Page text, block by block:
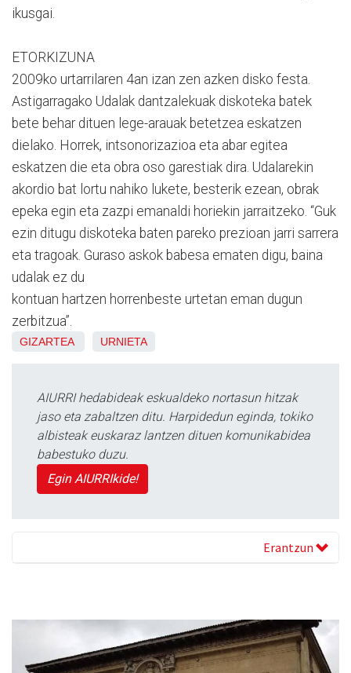
ikusgai.
ETORKIZUNA
2009ko urtarrilaren 4an izan zen azken disko festa.
Astigarragako Udalak dantzalekuak diskoteka batek
bete behar dituen lege-arauak betetzea eskatzen
dielako. Horrek, intsonorizazioa eta abar egitea
eskatzen die eta obra oso garestiak dira. Udalarekin
akordio bat lortu nahiko lukete, besterik ezean, obrak
epeka egin eta zazpi emanaldi horiekin jarraitzeko. “Guk
ezin ditugu diskoteka baten pareko prezioan jarri sarrera
eta tragoak. Guraso askok babesa ematen digu, baina
udalak ez du
kontuan hartzen horrenbeste urtetan eman dugun
zerbitzua”.
GIZARTEA URNIETA
AIURRI hedabideak eskualdeko nortasun hitzak
jaso eta zabaltzen ditu. Harpidedun eginda, tokiko
albisteak euskaraz lantzen dituen komunikabidea
babestuko duzu.
Egin AIURRIkide!
Erantzun